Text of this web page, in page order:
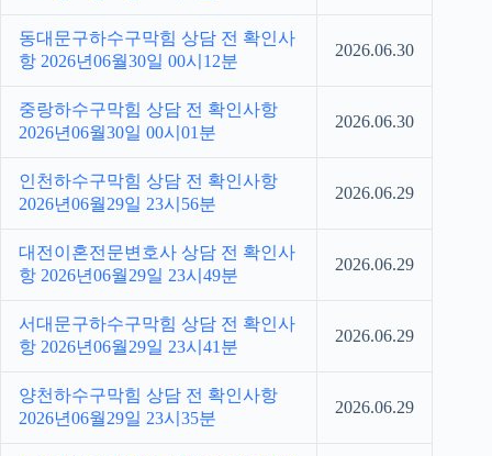
동대문구하수구막힘 상담 전 확인사
항 2026년06월30일 00시12분
2026.06.30
중랑하수구막힘 상담 전 확인사항
2026년06월30일 00시01분
2026.06.30
인천하수구막힘 상담 전 확인사항
2026년06월29일 23시56분
2026.06.29
대전이혼전문변호사 상담 전 확인사
항 2026년06월29일 23시49분
2026.06.29
서대문구하수구막힘 상담 전 확인사
항 2026년06월29일 23시41분
2026.06.29
양천하수구막힘 상담 전 확인사항
2026년06월29일 23시35분
2026.06.29